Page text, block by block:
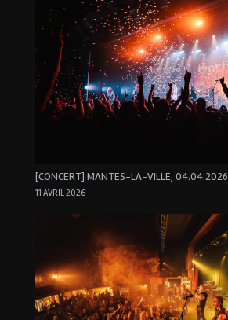
[CONCERT] MANTES-LA-VILLE, 04.04.2026
11 AVRIL 2026